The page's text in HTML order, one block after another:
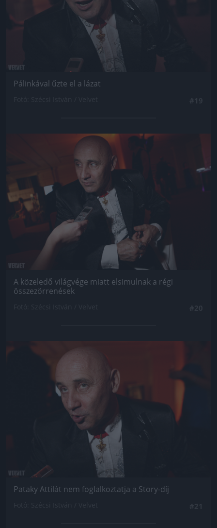
Pálinkával űzte el a lázat
Jön még kép!
A közeledő világvége miatt elsimulnak a régi
összezörrenések
Jön még kép!
Pataky Attilát nem foglalkoztatja a Story-díj